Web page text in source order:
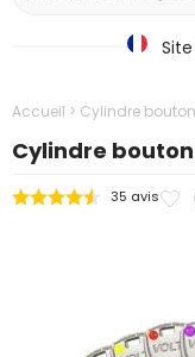
Accueil Cylindre
Cylindre
35 avis